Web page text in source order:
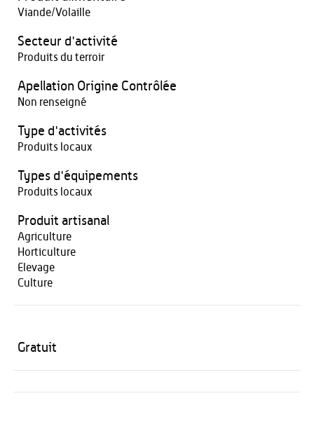
Viande/Volaille
Secteur d'activité
Produits du terroir
Apellation Origine Contrôlée
Non renseigné
Type d'activités
Produits locaux
Types d'équipements
Produits locaux
Produit artisanal
Agriculture
Horticulture
Elevage
Culture
Gratuit